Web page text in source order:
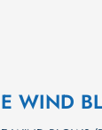
WIND